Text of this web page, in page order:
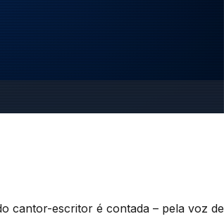
cantor-escritor é contada – pela voz de